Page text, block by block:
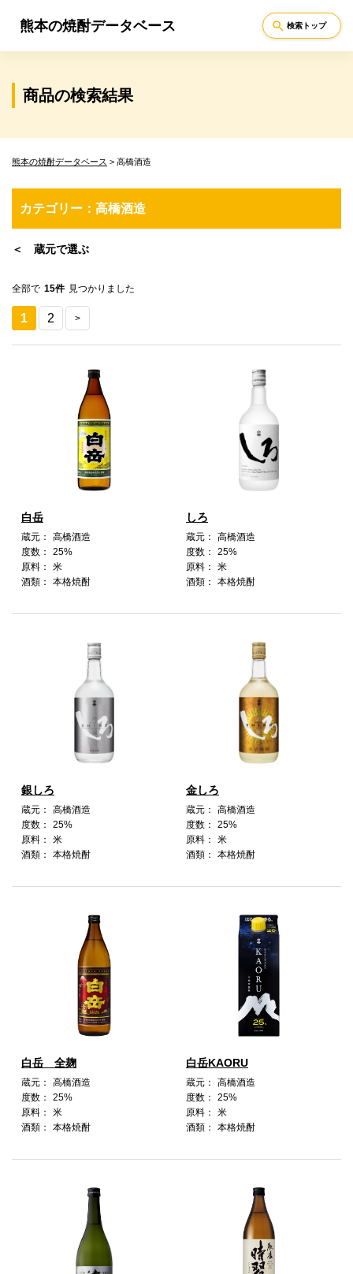
熊本の焼酎データベース search 検索トップ
商品の検索結果
熊本の焼酎データベース > 高橋酒造
カテゴリー：高橋酒造
＜ 蔵元で選ぶ
全部で 15件 見つかりました
1 2 >
白岳
蔵元：
高橋酒造
度数：
25%
原料：
米
酒類：
本格焼酎
しろ
蔵元：
高橋酒造
度数：
25%
原料：
米
酒類：
本格焼酎
銀しろ
蔵元：
高橋酒造
度数：
25%
原料：
米
酒類：
本格焼酎
金しろ
蔵元：
高橋酒造
度数：
25%
原料：
米
酒類：
本格焼酎
白岳 全麹
蔵元：
高橋酒造
度数：
25%
原料：
米
酒類：
本格焼酎
白岳KAORU
蔵元：
高橋酒造
度数：
25%
原料：
米
酒類：
本格焼酎